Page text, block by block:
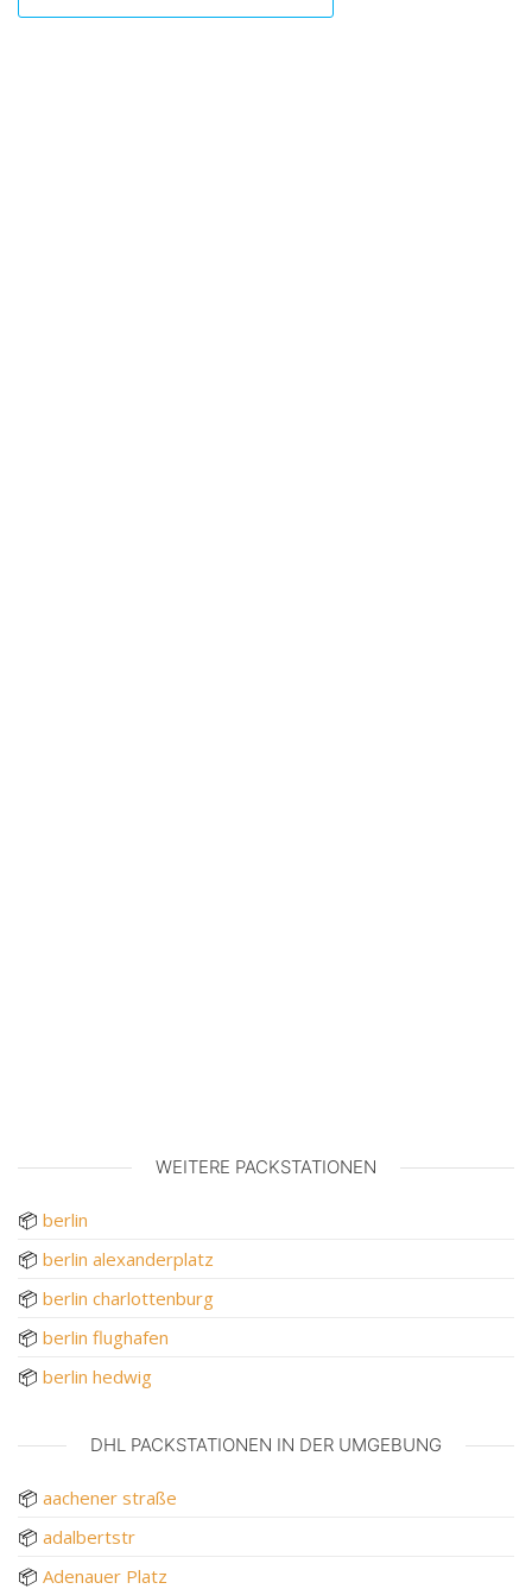
WEITERE PACKSTATIONEN
📦 berlin
📦 berlin alexanderplatz
📦 berlin charlottenburg
📦 berlin flughafen
📦 berlin hedwig
DHL PACKSTATIONEN IN DER UMGEBUNG
📦 aachener straße
📦 adalbertstr
📦 Adenauer Platz